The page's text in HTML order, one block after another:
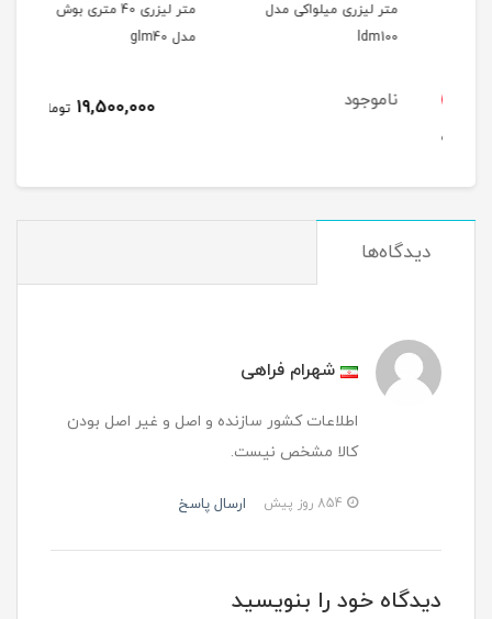
متر لیزری میلواکی مدل
ldm100
ناموجود
متر لیزری 40 متری بوش
19,500,000 تومان
دیدگاه‌ها
شهرام فراهی
اطلاعات کشور سازنده و اصل و غیر اصل بودن
کالا مشخص نیست.
ارسال پاسخ
دیدگاه خود را بنویسید